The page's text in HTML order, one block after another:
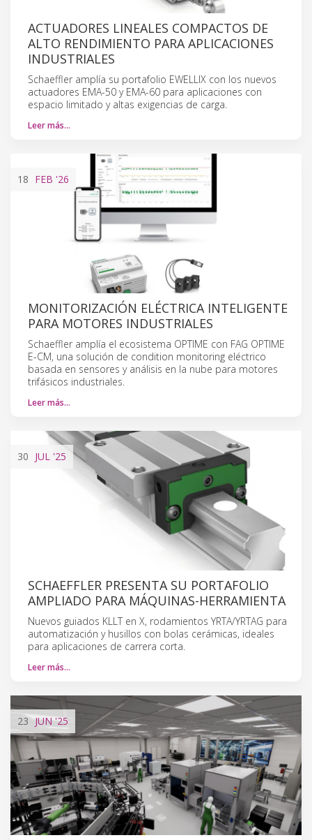
ACTUADORES LINEALES COMPACTOS DE
ALTO RENDIMIENTO PARA APLICACIONES
INDUSTRIALES
Schaeffler amplía su portafolio EWELLIX con los nuevos
actuadores EMA-50 y EMA-60 para aplicaciones con
espacio limitado y altas exigencias de carga.
Leer más…
18 FEB '26
MONITORIZACIÓN ELÉCTRICA INTELIGENTE
PARA MOTORES INDUSTRIALES
Schaeffler amplía el ecosistema OPTIME con FAG OPTIME
E-CM, una solución de condition monitoring eléctrico
basada en sensores y análisis en la nube para motores
trifásicos industriales.
Leer más…
30 JUL '25
SCHAEFFLER PRESENTA SU PORTAFOLIO
AMPLIADO PARA MÁQUINAS-HERRAMIENTA
Nuevos guiados KLLT en X, rodamientos YRTA/YRTAG para
automatización y husillos con bolas cerámicas, ideales
para aplicaciones de carrera corta.
Leer más…
23 JUN'25